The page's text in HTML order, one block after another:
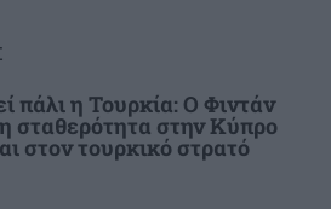
πάλι η Τουρκία: Ο Φιντάν
η σταθερότητα στην Κύπρο
στον τουρκικό στρατό